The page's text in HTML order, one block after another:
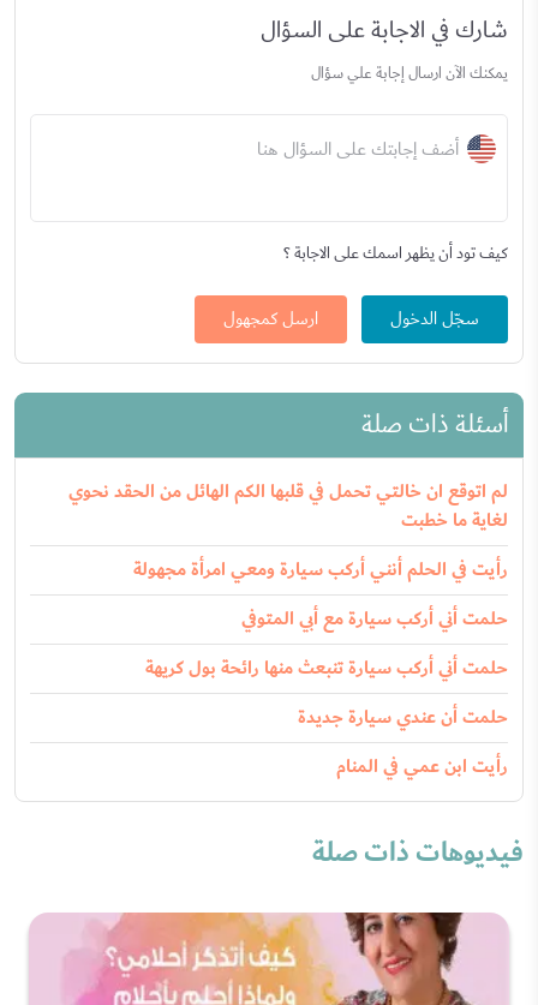
شارك في الاجابة على السؤال
يمكنك الآن ارسال إجابة علي سؤال
أضف إجابتك على السؤال هنا
كيف تود أن يظهر اسمك على الاجابة ؟
سجّل الدخول ارسل كمجهول
أسئلة ذات صلة
لم اتوقع ان خالتي تحمل في قلبها الكم الهائل من الحقد نحوي
لغاية ما خطبت
رأيت في الحلم أنني أركب سيارة ومعي امرأة مجهولة
حلمت أني أركب سيارة مع أبي المتوفي
حلمت أني أركب سيارة تنبعث منها رائحة بول كريهة
حلمت أن عندي سيارة جديدة
رأيت ابن عمي في المنام
فيديوهات ذات صلة